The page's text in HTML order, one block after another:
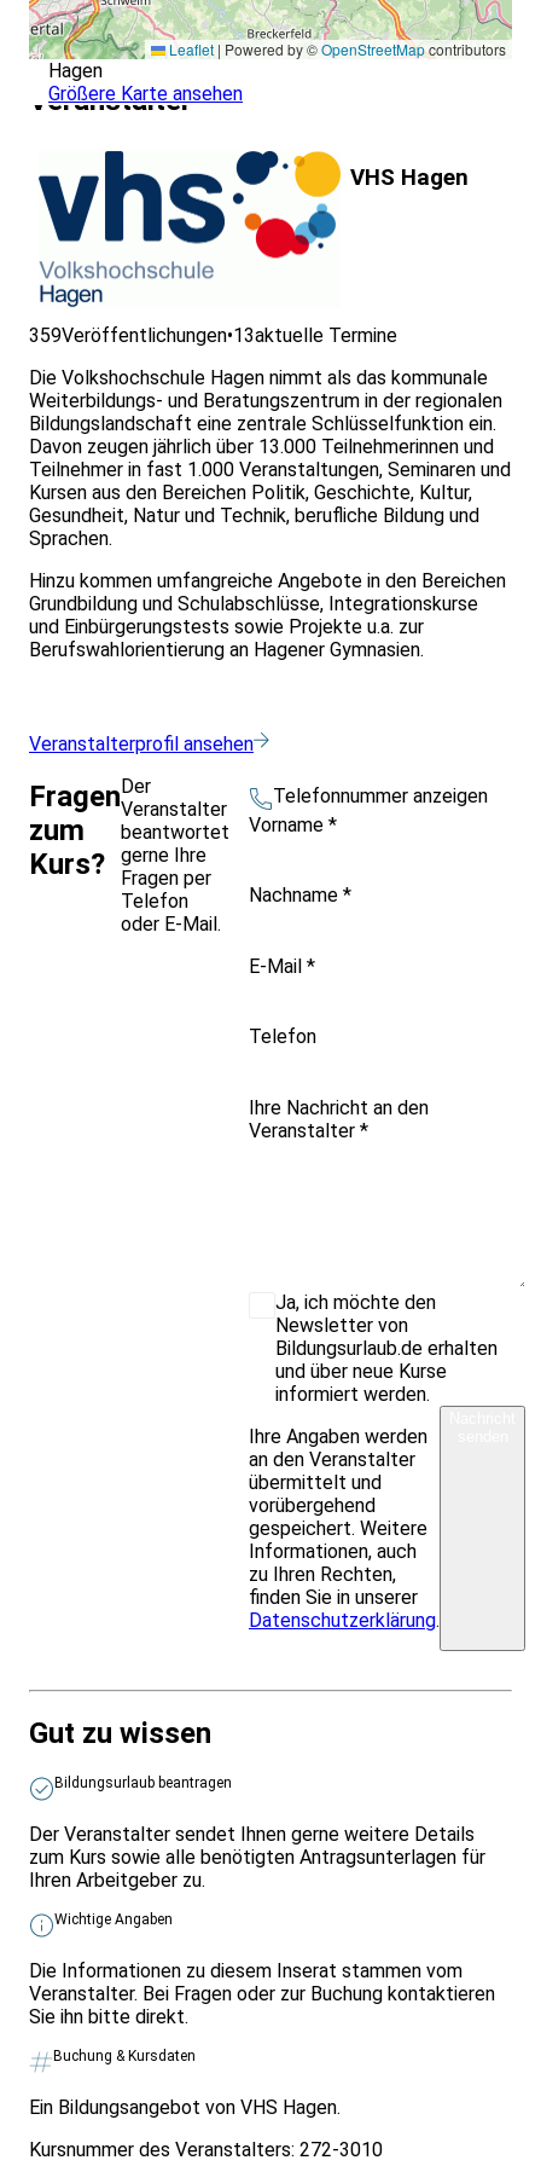
Leaflet | Powered by ©OpenStreetMapcontributors
Hagen
Größere Karte ansehen
Veranstalter
VHS Hagen
359Veröffentlichungen•13aktuelle Termine
Die Volkshochschule Hagen nimmt als das kommunale
Weiterbildungs- und Beratungszentrum in der regionalen
Bildungslandschaft eine zentrale Schlüsselfunktion ein.
Davon zeugen jährlich über 13.000 Teilnehmerinnen und
Teilnehmer in fast 1.000 Veranstaltungen, Seminaren und
Kursen aus den Bereichen Politik, Geschichte, Kultur,
Gesundheit, Natur und Technik, berufliche Bildung und
Sprachen.
Hinzu kommen umfangreiche Angebote in den Bereichen
Grundbildung und Schulabschlüsse, Integrationskurse
und Einbürgerungstests sowie Projekte u.a. zur
Berufswahlorientierung an Hagener Gymnasien.
Veranstalterprofil ansehen
Fragen
zum
Kurs?
Der
Veranstalter
beantwortet
gerne Ihre
Fragen per
Telefon
oder E-Mail.
Telefonnummer anzeigen
Vorname *
Nachname *
E-Mail *
Telefon
Ihre Nachricht an den
Veranstalter *
Ja, ich möchte den
Newsletter von
Bildungsurlaub.de erhalten
und über neue Kurse
informiert werden.
Ihre Angaben werden
an den Veranstalter
übermittelt und
vorübergehend
gespeichert. Weitere
Informationen, auch
zu Ihren Rechten,
finden Sie in unserer
Datenschutzerklärung.
Gut zu wissen
Bildungsurlaub beantragen
Der Veranstalter sendet Ihnen gerne weitere Details
zum Kurs sowie alle benötigten Antragsunterlagen für
Ihren Arbeitgeber zu.
Wichtige Angaben
Die Informationen zu diesem Inserat stammen vom
Veranstalter. Bei Fragen oder zur Buchung kontaktieren
Sie ihn bitte direkt.
Buchung & Kursdaten
Ein Bildungsangebot von VHS Hagen.
Kursnummer des Veranstalters: 272-3010